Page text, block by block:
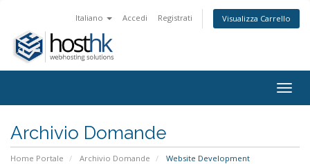
Italiano Accedi Registrati Visualizza Carrello
Archivio Domande
Home Portale Archivio Domande Website Development